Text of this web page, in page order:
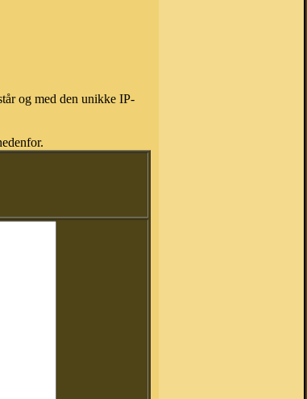
og med den unikke IP-